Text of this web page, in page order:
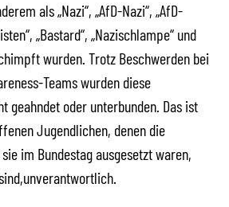
als „Nazi“, „AfD-Nazi“, „AfD-
„Bastard“, „Nazischlampe“ und
wurden. Trotz Beschwerden bei
Teams wurden diese
geahndet oder unterbunden. Das ist
Jugendlichen, denen die
im Bundestag ausgesetzt waren,